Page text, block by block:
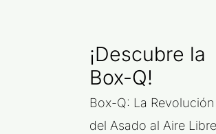
¡Descubre la
Box-Q!
Box-Q: La Revolución
del Asado al Aire Libre